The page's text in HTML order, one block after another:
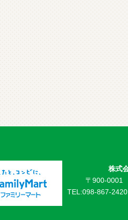
株式
〒900-0001
TEL:098-867-2420